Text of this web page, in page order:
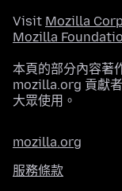
Visit Mozilla
Mozilla
本頁的部分內容著
mozilla.org 貢獻
大眾使用。
mozilla.org
服務條款